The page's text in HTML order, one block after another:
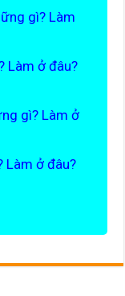
gì? Làm
Làm ở đâu?
gì? Làm ở
Làm ở đâu?